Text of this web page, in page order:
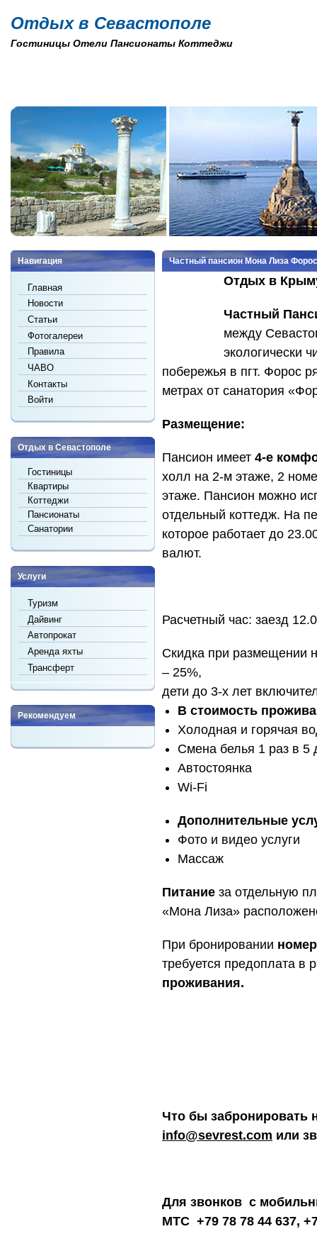
Отдых в Севастополе
Гостиницы Отели Пансионаты Коттеджи
Частный пансион Мона Лиза Форос
Отдых в
Частный
между
экологически
побережья в пгт. Форос
метрах от санатория
Размещение:
Пансион имеет 4-е
холл на 2-м этаже, 2
этаже. Пансион можно
отдельный коттедж. На
которое работает до
валют.
Расчетный час: заезд
Скидка при размещении
– 25%,
дети до 3-х лет
В стоимость
Холодная и горячая
Смена белья 1 раз в 5
Автостоянка
Wi-Fi
Дополнительные
Фото и видео услуги
Массаж
Питание за отдельную
«Мона Лиза»
При бронировании
требуется предоплата в
проживания.
Что бы забронировать
info@sevrest.com или
Для звонков с
МТС +79 78 78 44 637,
Навигация
Главная
Новости
Статьи
Фотогалереи
Правила
ЧАВО
Контакты
Войти
Отдых в Севастополе
Гостиницы
Квартиры
Коттеджи
Пансионаты
Санатории
Услуги
Туризм
Дайвинг
Автопрокат
Аренда яхты
Трансферт
Рекомендуем